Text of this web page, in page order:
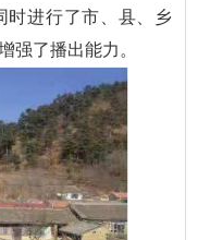
时进行了市、县、乡
强了播出能力。